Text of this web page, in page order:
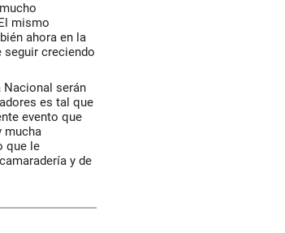
mismo
ahora en la
seguir creciendo
serán
es tal que
evento que
mucha
que le
y de